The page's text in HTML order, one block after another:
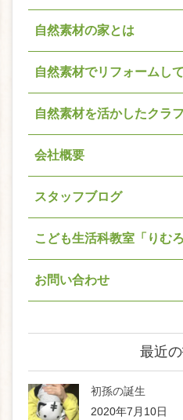
自然素材の家とは
自然素材でリフォームし
自然素材を活かしたクラ
会社概要
スタッフブログ
こども生活科教室「りむろ
お問い合わせ
最近
初孫の誕生
2020年7月10日